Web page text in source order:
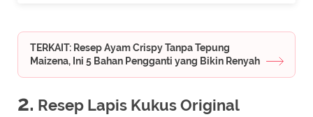
TERKAIT: Resep Ayam Crispy Tanpa Tepung
Maizena, Ini 5 Bahan Pengganti yang Bikin Renyah
2. Resep Lapis Kukus Original